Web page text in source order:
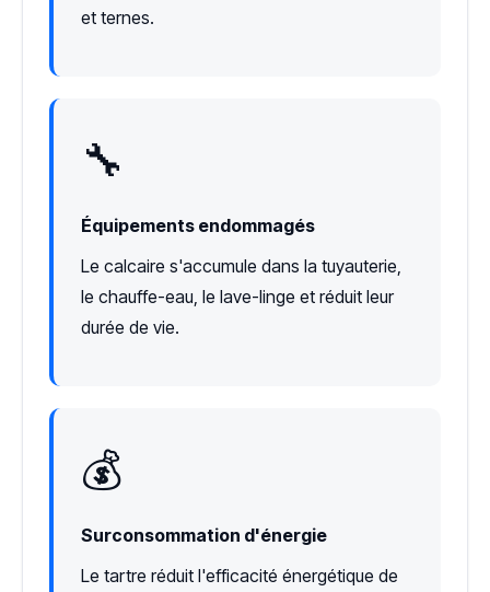
et ternes.
🔧
Équipements endommagés
Le calcaire s'accumule dans la tuyauterie,
le chauffe-eau, le lave-linge et réduit leur
durée de vie.
💰
Surconsommation d'énergie
Le tartre réduit l'efficacité énergétique de